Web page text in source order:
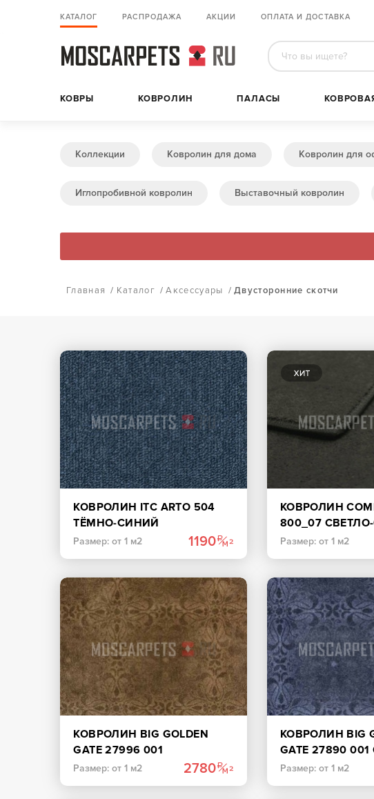
КАТАЛОГ РАСПРОДАЖА АКЦИИ ОПЛАТА И ДОСТАВКА
КОВРЫ КОВРОЛИН ПАЛАСЫ
Коллекции Ковролин для дома Ковролин для
Иглопробивной ковролин Выставочный ковролин
Главная / Каталог / Аксессуары / Двусторонние скотчи
КОВРОЛИН ITC ARTO 504
ТЁМНО-СИНИЙ
Размер: от 1 м2 1190
КОВРОЛИН
800_07
Размер: от 1 м2
КОВРОЛИН BIG GOLDEN
GATE 27996 001
ШОКОЛАДНЫЙ
Размер: от 1 м2 2780
КОВРОЛИН BIG
GATE 27890
Размер: от 1 м2